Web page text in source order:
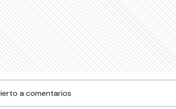
a comentarios